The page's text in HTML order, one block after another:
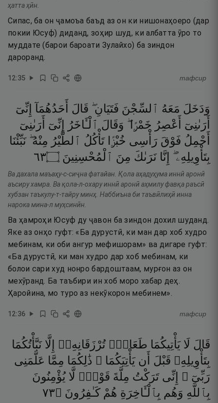
ҳатта ҳӣн.
Сипас, ба он ҷамоъа баъд аз он ки нишонаҳоеро (дар
покии Юсуф) диданд, зоҳир шуд, ки албатта ӯро то
муддате (барои бароати Зулайхо) ба зиндон
дароранд.
12:35 тафсир
وَدَخَلَ مَعَهُ ٱلسِّجْنَ فَتَيَانِ ۖ قَالَ أَحَدُهُمَآ إِنِّىٓ
أَرَىٰنِىٓ
أَعْصِرُ خَمْرًۭا ۖ وَقَالَ ٱلْـَٔاخَرُ إِنِّىٓ أَرَىٰنِىٓ
أَحْمِلُ فَوْقَ رَأْسِى خُبْزًۭا تَأْكُلُ ٱلطَّيْرُ مِنْهُ ۖ نَبِّئْنَا
بِتَأْوِيلِهِۦٓ ۖ إِنَّا نَرَىٰكَ مِنَ ٱلْمُحْسِنِينَ ۝٣٦
Ва дахала маъаҳу-с-сиҷна фатайан. Қола аҳадуҳума иннӣ аронӣ
аъсиру хамра. Ва қола-л-охару иннӣ аронӣ аҳмилу фавқа раъсӣ
хубзан таъкулу-т-тайру минҳ. Наббиъна би таъвӣлиҳӣ инна
нарока мина-л муҳсинӣн.
Ва ҳамроҳи Юсуф ду ҷавон ба зиндон дохил шуданд.
Яке аз онҳо гуфт: «Ба дурустӣ, ки ман дар хоб худро
мебинам, ки оби ангур мефишорам» ва дигаре гуфт:
«Ба дурустӣ, ки ман худро дар хоб мебинам, ки
болои сари худ нонро бардоштаам, мурғон аз он
мехӯранд. Ба таъбири ин хоб моро хабар деҳ.
Ҳаройина, мо туро аз некӯкорон мебинем».
12:36 тафсир
قَالَ لَا يَأْتِيكُمَا طَعَامٌۭ تُرْزَقَانِهِۦٓ إِلَّا نَبَّأْتُكُمَا
بِتَأْوِيلِهِۦ قَبْلَ أَن يَأْتِيَكُمَا ۚ ذَٰلِكُمَا مِمَّا عَلَّمَنِى
رَبِّىٓ ۚ إِنِّى تَرَكْتُ مِلَّةَ قَوْمٍۢ لَّا يُؤْمِنُونَ
بِٱللَّهِ وَهُم بِٱلْـَٔاخِرَةِ هُمْ كَـٰفِرُونَ ۝٣٧